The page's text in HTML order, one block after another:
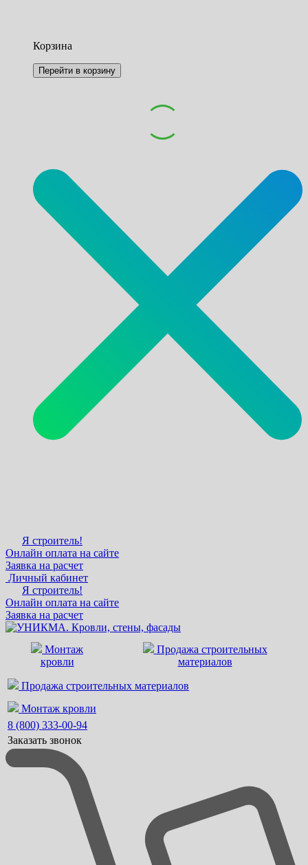
Корзина
Перейти в корзину
Я строитель!
Онлайн оплата на сайте
Заявка на расчет
Личный кабинет
Я строитель!
Онлайн оплата на сайте
Заявка на расчет
Монтаж
кровли
Продажа строительных
материалов
Продажа строительных материалов
Монтаж кровли
8 (800) 333-00-94
Заказать звонок